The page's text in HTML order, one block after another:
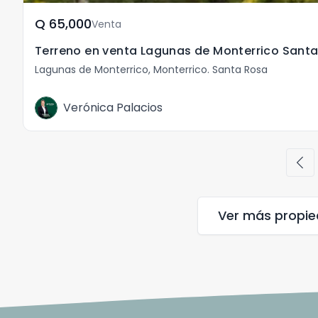
Q	65,000Venta
Terreno en venta Lagunas de Monterrico
Lagunas de Monterrico, Monterrico. Santa Rosa
Verónica Palacios
chevron_left
Ver más